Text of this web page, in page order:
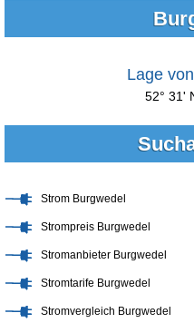
Lage
52° 31'
Strom Burgwedel
Strompreis Burgwedel
Stromanbieter Burgwedel
Stromtarife Burgwedel
Stromvergleich Burgwedel